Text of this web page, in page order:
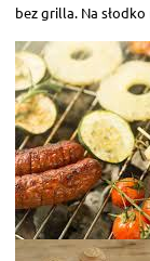
bez grilla. Na